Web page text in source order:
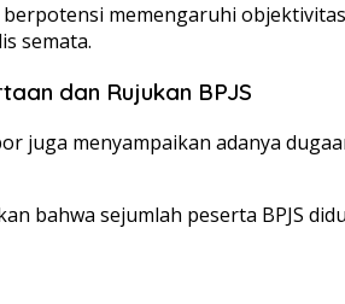
memengaruhi
semata.
dan Rujukan BPJS
juga menyampaikan adanya
bahwa sejumlah peserta BPJS